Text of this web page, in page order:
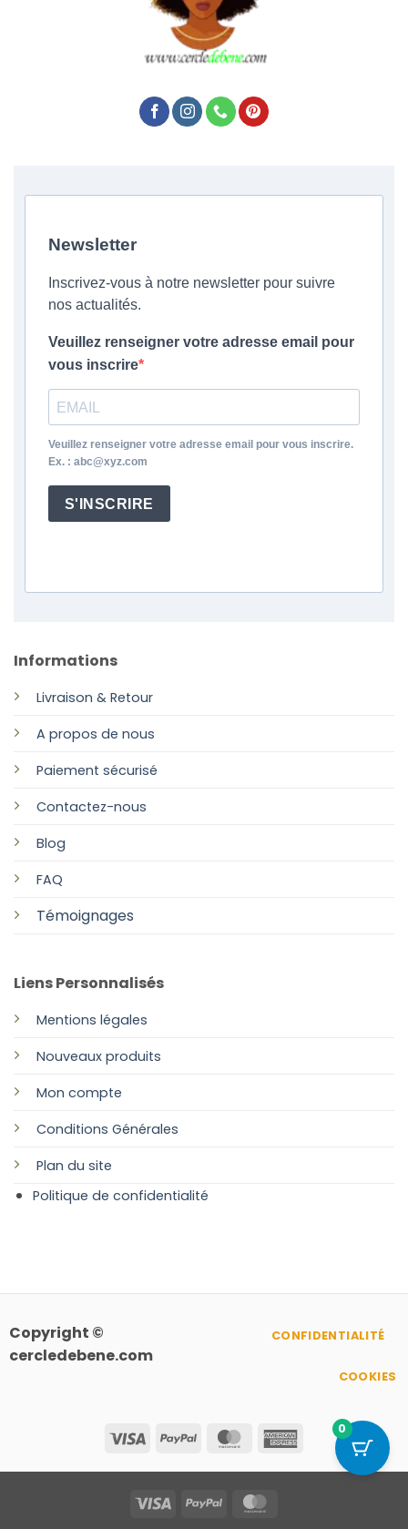
Informations
Livraison & Retour
A propos de nous
Paiement sécurisé
Contactez-nous
Blog
FAQ
Témoignages
Liens Personnalisés
Mentions légales
Nouveaux produits
Mon compte
Conditions Générales
Plan du site
Politique de confidentialité
Newsletter
Inscrivez-vous à notre newsletter pour suivre
nos actualités.
Veuillez renseigner votre adresse email pour
vous inscrire
Veuillez renseigner votre adresse email pour vous inscrire.
Ex. : abc@xyz.com
S'INSCRIRE
Copyright ©
cercledebene.com
Visa PayPal MasterCardAmerican
Express
CONFIDENTIALITÉ
COOKIES
Visa PayPal
0